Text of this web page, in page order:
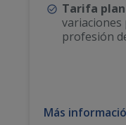
Tarifa
variaciones
profesión
Más